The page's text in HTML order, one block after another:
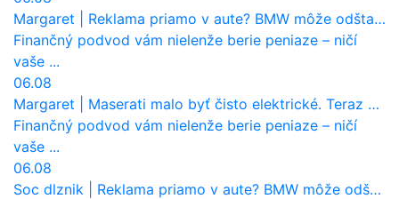
Margaret
Reklama priamo v aute? BMW môže odštartovať nový trend
Finančný podvod vám nielenže berie peniaze – ničí
vaše ...
06.08
Margaret
Maserati malo byť čisto elektrické. Teraz zisťuje, že potrebuje nový osemvalcový motor
Finančný podvod vám nielenže berie peniaze – ničí
vaše ...
06.08
Soc dlznik
Reklama priamo v aute? BMW môže odštartovať nový trend